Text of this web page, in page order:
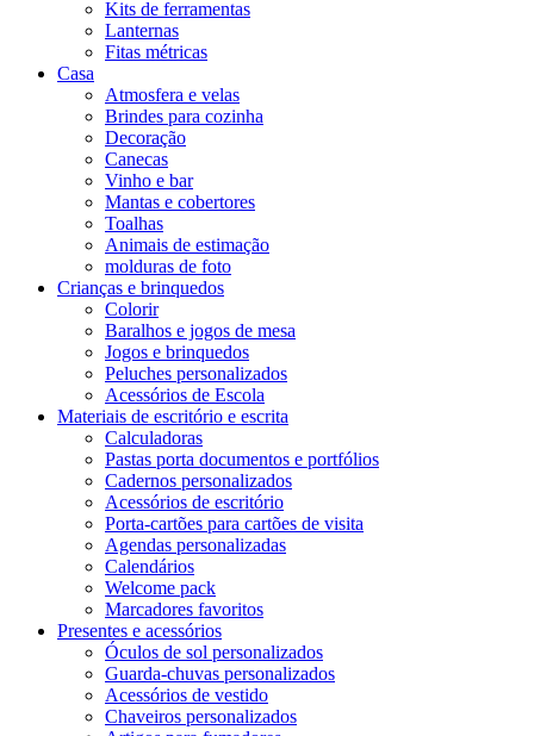
Kits de ferramentas
Lanternas
Fitas métricas
Casa
Atmosfera e velas
Brindes para cozinha
Decoração
Canecas
Vinho e bar
Mantas e cobertores
Toalhas
Animais de estimação
molduras de foto
Crianças e brinquedos
Colorir
Baralhos e jogos de mesa
Jogos e brinquedos
Peluches personalizados
Acessórios de Escola
Materiais de escritório e escrita
Calculadoras
Pastas porta documentos e portfólios
Cadernos personalizados
Acessórios de escritório
Porta-cartões para cartões de visita
Agendas personalizadas
Calendários
Welcome pack
Marcadores favoritos
Presentes e acessórios
Óculos de sol personalizados
Guarda-chuvas personalizados
Acessórios de vestido
Chaveiros personalizados